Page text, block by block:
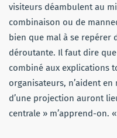
visiteurs déambulent au
combinaison ou de
bien que mal à se repérer
déroutante. Il faut dire
combiné aux explications
organisateurs, n’aident
d’une projection auront
centrale » m’apprend-on.